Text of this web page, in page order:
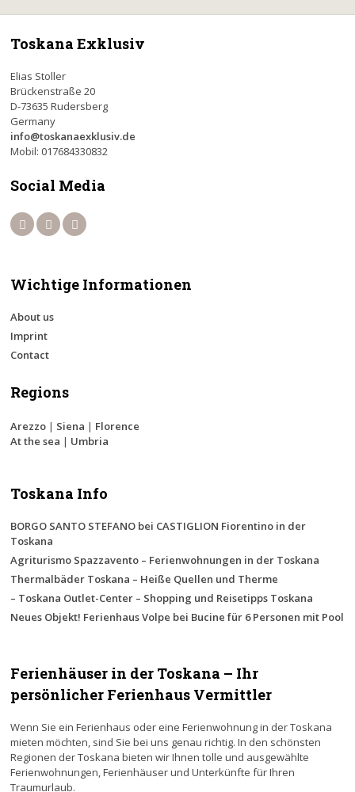
Toskana Exklusiv
Elias Stoller
Brückenstraße 20
D-73635 Rudersberg
Germany
info@toskanaexklusiv.de
Mobil: 017684330832
Social Media
Wichtige Informationen
About us
Imprint
Contact
Regions
Arezzo | Siena | Florence
At the sea | Umbria
Toskana Info
BORGO SANTO STEFANO bei CASTIGLION Fiorentino in der
Toskana
Agriturismo Spazzavento – Ferienwohnungen in der Toskana
Thermalbäder Toskana – Heiße Quellen und Therme
– Toskana Outlet-Center – Shopping und Reisetipps Toskana
Neues Objekt! Ferienhaus Volpe bei Bucine für 6 Personen mit Pool
Ferienhäuser in der Toskana – Ihr
persönlicher Ferienhaus Vermittler
Wenn Sie ein Ferienhaus oder eine Ferienwohnung in der Toskana
mieten möchten, sind Sie bei uns genau richtig. In den schönsten
Regionen der Toskana bieten wir Ihnen tolle und ausgewählte
Ferienwohnungen, Ferienhäuser und Unterkünfte für Ihren
Traumurlaub.